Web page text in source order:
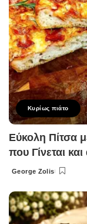
Κυρίως πιάτο
Εύκολη Πίτσα
που Γίνεται
Posted
George Zolis